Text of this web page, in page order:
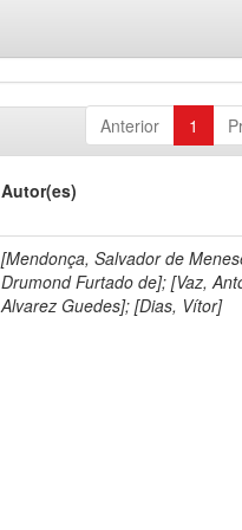
Anterior 1
Autor(es)
[Mendonça, Salvador de
Drumond Furtado de]; [Vaz,
Alvarez Guedes]; [Dias, Vítor]